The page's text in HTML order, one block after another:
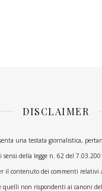
DISCLAIMER
una testata giornalistica,
della legge n. 62 del
il contenuto dei commenti relativi
quelli non rispondenti ai canoni